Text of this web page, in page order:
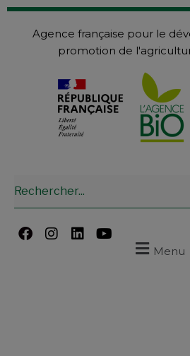
Agence française pour le
promotion de
Menu